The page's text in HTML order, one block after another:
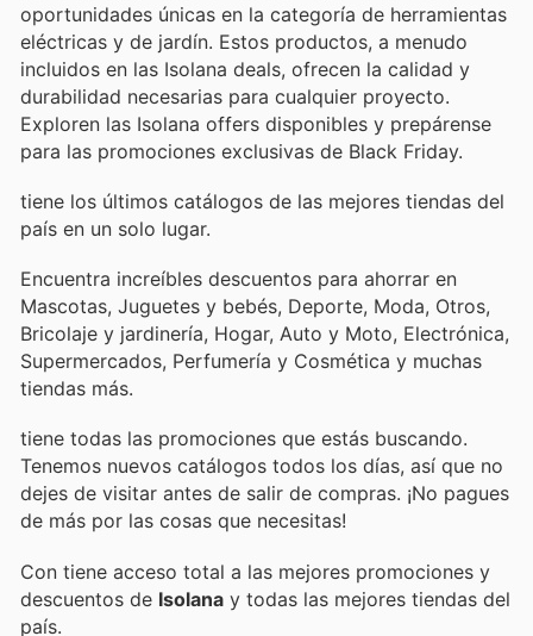
oportunidades únicas en la categoría de herramientas
eléctricas y de jardín. Estos productos, a menudo
incluidos en las Isolana deals, ofrecen la calidad y
durabilidad necesarias para cualquier proyecto.
Exploren las Isolana offers disponibles y prepárense
para las promociones exclusivas de Black Friday.
tiene los últimos catálogos de las mejores tiendas del
país en un solo lugar.
Encuentra increíbles descuentos para ahorrar en
Mascotas, Juguetes y bebés, Deporte, Moda, Otros,
Bricolaje y jardinería, Hogar, Auto y Moto, Electrónica,
Supermercados, Perfumería y Cosmética y muchas
tiendas más.
tiene todas las promociones que estás buscando.
Tenemos nuevos catálogos todos los días, así que no
dejes de visitar antes de salir de compras. ¡No pagues
de más por las cosas que necesitas!
Con tiene acceso total a las mejores promociones y
descuentos de Isolana y todas las mejores tiendas del
país.